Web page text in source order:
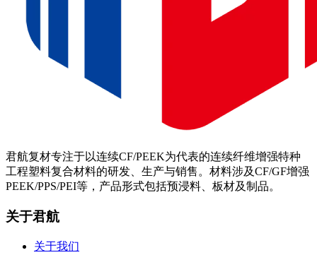
君航复材专注于以连续CF/PEEK为代表的连续纤维增强特种
工程塑料复合材料的研发、生产与销售。材料涉及CF/GF增强
PEEK/PPS/PEI等，产品形式包括预浸料、板材及制品。
关于君航
关于我们